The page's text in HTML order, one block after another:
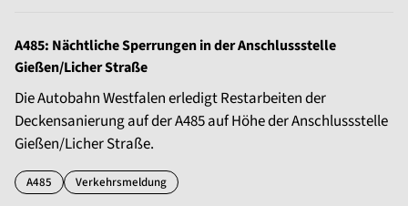
A485: Nächtliche Sperrungen in der Anschlussstelle
Gießen/Licher Straße
Die Autobahn Westfalen erledigt Restarbeiten der
Deckensanierung auf der A485 auf Höhe der Anschlussstelle
Gießen/Licher Straße.
A485 Verkehrsmeldung